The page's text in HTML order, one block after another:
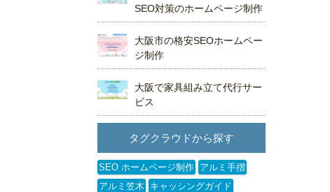
SEO対策のホームページ制作
大阪市の格安SEOホームペー
ジ制作
大阪で家具組み立て代行サー
ビス
タグクラウドから探す
SEO ホームページ制作 アルミ手摺
アルミ笠木
キャッシングガイド